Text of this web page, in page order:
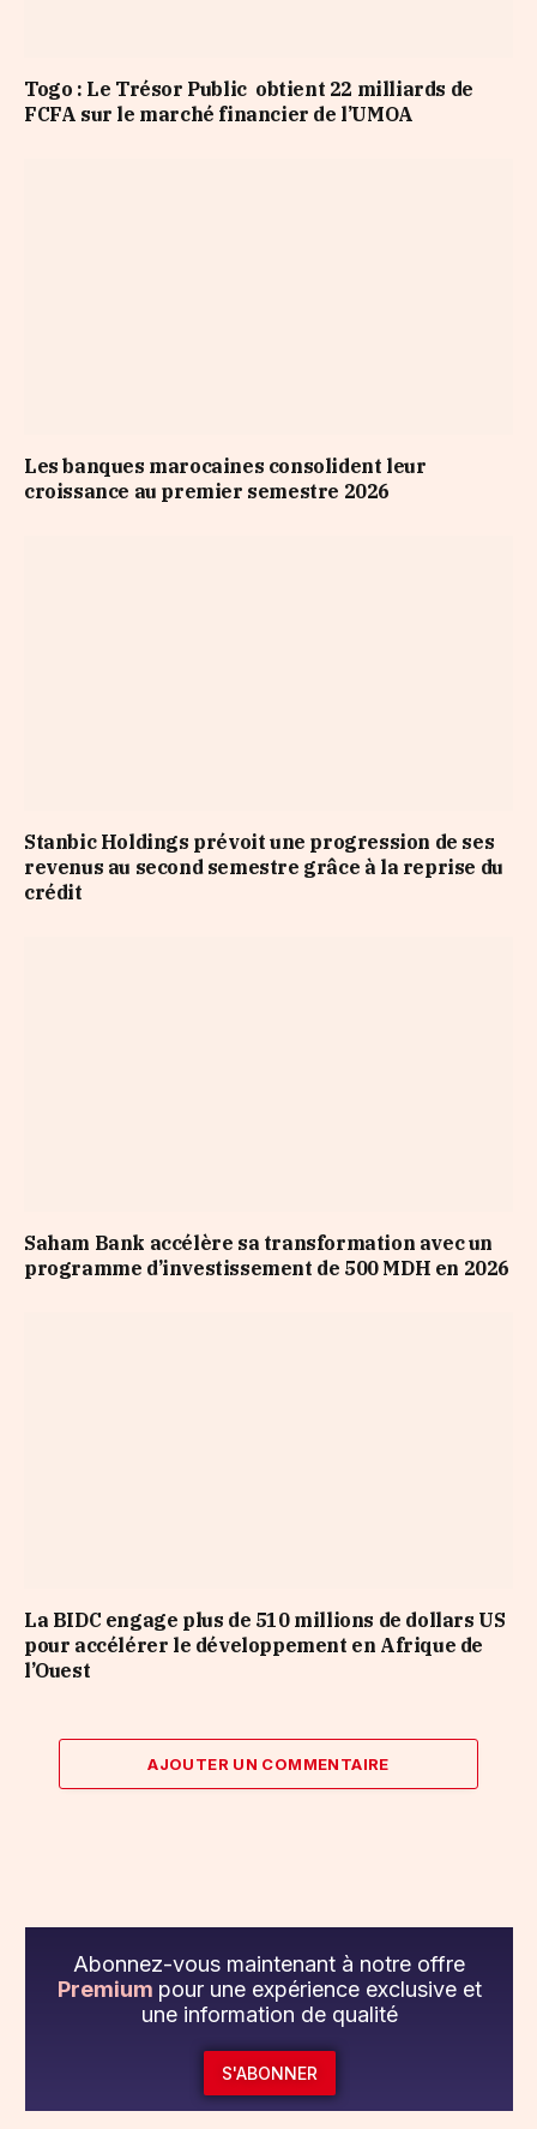
Togo : Le Trésor Public obtient 22 milliards de
FCFA sur le marché financier de l’UMOA
Les banques marocaines consolident leur
croissance au premier semestre 2026
Stanbic Holdings prévoit une progression de ses
revenus au second semestre grâce à la reprise du
crédit
Saham Bank accélère sa transformation avec un
programme d’investissement de 500 MDH en 2026
La BIDC engage plus de 510 millions de dollars US
pour accélérer le développement en Afrique de
l’Ouest
AJOUTER UN COMMENTAIRE
Abonnez-vous maintenant à notre offre
Premium pour une expérience exclusive et
une information de qualité
S'ABONNER